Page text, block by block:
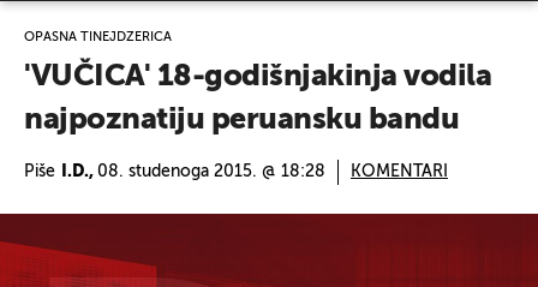
OPASNA TINEJDŽERICA
'VUČICA' 18-godišnjakinja vodila
najpoznatiju peruansku bandu
Piše I.D., 08. studenoga 2015. @ 18:28 KOMENTARI